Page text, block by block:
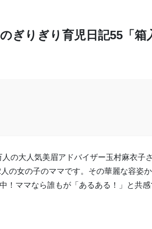
ぎりぎり育児日記55「箱
の大人気美眉アドバイザー玉村麻衣子
人の女の子のママです。その華麗な容姿
！ママなら誰もが「あるある！」と共